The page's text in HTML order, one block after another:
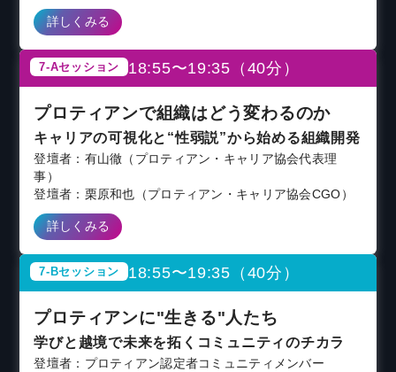
詳しくみる
7-Aセッション 18:55〜19:35（40分）
プロティアンで組織はどう変わるのか
キャリアの可視化と“性弱説”から始める組織開発
登壇者：有山徹（プロティアン・キャリア協会代表理
事）
登壇者：栗原和也（プロティアン・キャリア協会CGO）
詳しくみる
7-Bセッション 18:55〜19:35（40分）
プロティアンに"生きる"人たち
学びと越境で未来を拓くコミュニティのチカラ
登壇者：プロティアン認定者コミュニティメンバー